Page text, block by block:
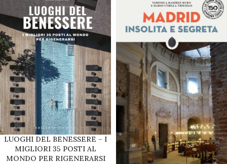
LUOGHI DEL BENESSERE – I
MIGLIORI 35 POSTI AL
MONDO PER RIGENERARSI